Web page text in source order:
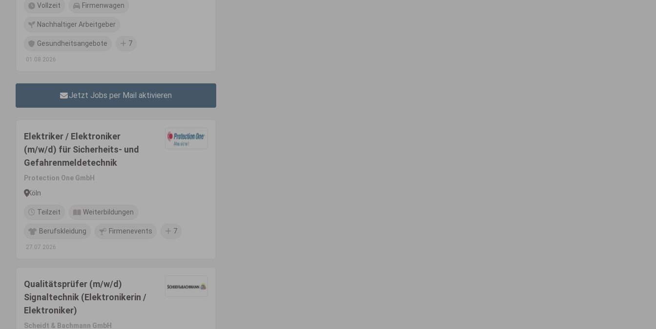
Vollzeit Firmenwagen
Nachhaltiger Arbeitgeber
Gesundheitsangebote 7
01.08.2026
Jetzt Jobs per Mail aktivieren
Elektriker / Elektroniker
(m/w/d) für Sicherheits- und
Gefahrenmeldetechnik
Protection One GmbH
Köln
Teilzeit Weiterbildungen
Berufskleidung Firmenevents 7
27.07.2026
Qualitätsprüfer (m/w/d)
Signaltechnik (Elektronikerin /
Elektroniker)
Scheidt & Bachmann GmbH